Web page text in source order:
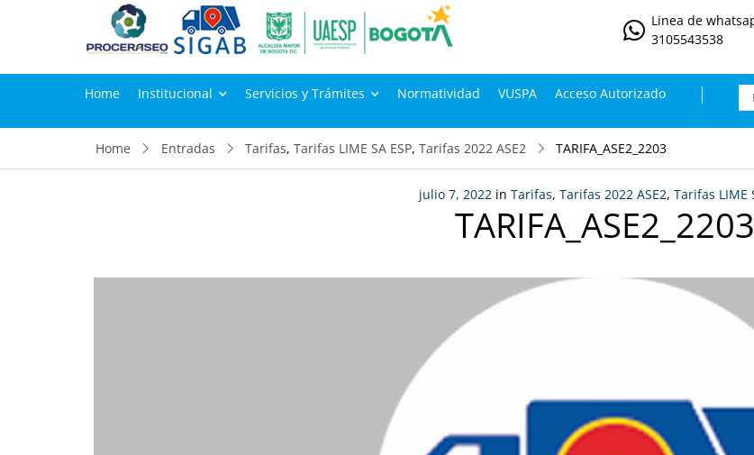
Linea de
3105543538
Home Institucional Servicios y Trámites Normatividad VUSPA Acceso Autorizado
Home Entradas Tarifas,Tarifas LIME SA ESP,Tarifas 2022 ASE2 TARIFA_ASE2_2203
julio 7, 2022in Tarifas, Tarifas 2022 ASE2, Tarifas LIME
TARIFA_ASE2_2203